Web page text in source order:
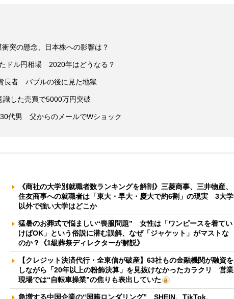
突の懸念、日本株への影響は？
ドル円相場 2020年はどうなる？
長者 バブルの後に見た地獄
した売買で5000万円突破
代男 父からのメールでWショック
《商社の大学別就職者数ランキングを解剖》三菱商事、三井物産、
住友商事への就職者は「東大・早大・慶大で約6割」の現実 3大学
以外で強い大学はどこか
猛暑のお葬式で悩ましい“喪服問題” 女性は「ワンピースを着てい
けばOK」という俗説に潜む誤解、なぜ「ジャケット」がマストな
のか？《1級葬祭ディレクターが解説》
【クレジット決済代行・全東信が破産】63社もの金融機関が融資を
しながら「20年以上の粉飾決算」を見抜けなかったカラクリ 営業
現場では“自転車操業”の焦りも表出していた
急増する中国企業の“国籍ロンダリング” SHEIN、TikTok、